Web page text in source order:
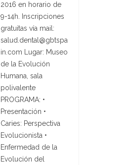
2016 en horario de
9-14h. Inscripciones
gratuitas vía mail:
salud.dental@gbtspa
in.com Lugar: Museo
de la Evolución
Humana, sala
polivalente
PROGRAMA: •
Presentación •
Caries: Perspectiva
Evolucionista •
Enfermedad de la
Evolución del